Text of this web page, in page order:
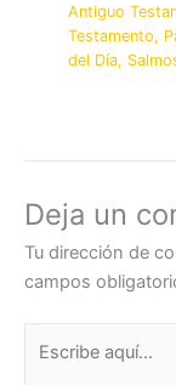
Antiguo
Testamento,
del Día,
Deja un
Tu dirección de
campos
aquí...